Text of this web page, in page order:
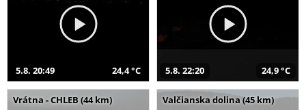
5.8. 20:49 24,4 °C 5.8. 22:20 24,9 °C
Vrátna - CHLEB (44 km) Valčianska dolina (45 km)